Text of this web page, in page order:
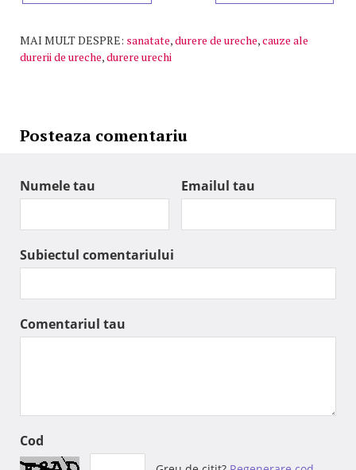
MAI MULT DESPRE: sanatate,durere de ureche,cauze ale
durerii de ureche,durere urechi
Posteaza comentariu
Numele tau Emailul tau
Subiectul comentariului
Comentariul tau
Cod